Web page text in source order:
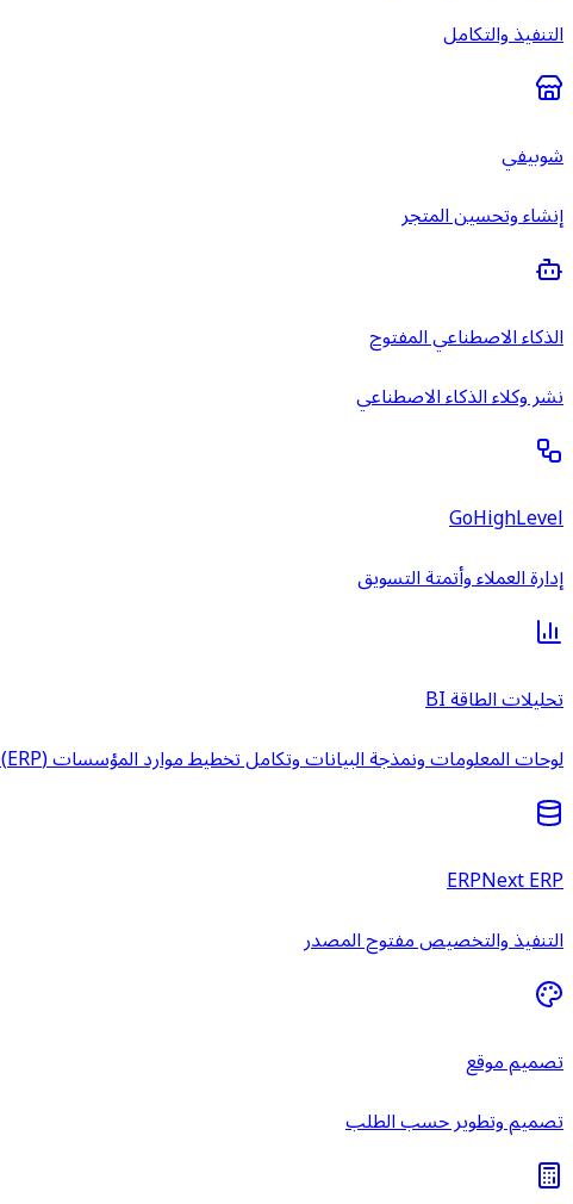
التنفيذ والتكامل
شوبيفي
إنشاء وتحسين المتجر
الذكاء الاصطناعي المفتوح
نشر وكلاء الذكاء الاصطناعي
GoHighLevel
إدارة العملاء وأتمتة التسويق
تحليلات الطاقة BI
لوحات المعلومات ونمذجة البيانات وتكامل تخطيط موارد المؤسسات (ERP) وخدمات ذكاء الأعمال المُدارة.
ERPNext ERP
التنفيذ والتخصيص مفتوح المصدر
تصميم موقع
تصميم وتطوير حسب الطلب